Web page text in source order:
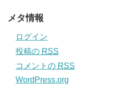
メタ情報
ログイン
投稿の RSS
コメントの RSS
WordPress.org